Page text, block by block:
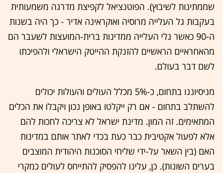
שממתינות לשיבוץ). הפוטנציאל לקפיצת מדרגה משמעותית
בעקבות גל העלייה מרוסיה ואוקראינה אדיר - כך היה בשנות
ה-90 כאשר גלי העלייה ממדינות ברית-המועצות לשעבר הם
מהאחראיים הראשיים להזנקת ההייטק הישראלי ולהפיכתו
לשם דבר בעולם.
מניסיוננו בתחום, כ-5% מכלל העולים והעולות יכולים
להשתלב בתחום - אם רק ייקלטו באופן נכון ויקבלו את הכלים
המתאימים. זה המון. מדינת ישראל לא צריכה לחכות להם
אלא לפעול אקטיבית כבר כעת בכדי לאתר אותם במדינות
האם (בין השאר על-ידי שליחי הסוכנות היהודית המוצבים
בערים השונות). כן, עלינו להפסיק להתייחס לעולים כמקרי